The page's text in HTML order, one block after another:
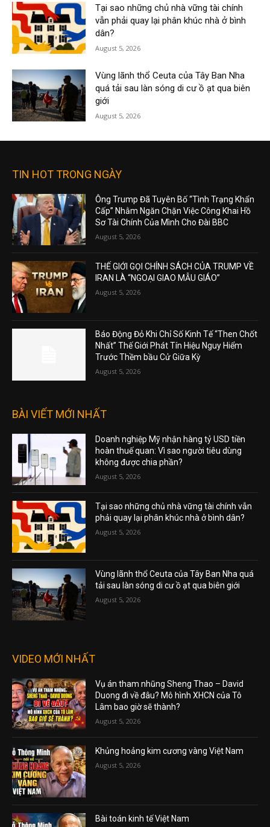
Tại sao những chủ nhà vững tài chính
vẫn phải quay lại phân khúc nhà ở bình
dân?
August 5, 2026
Vùng lãnh thổ Ceuta của Tây Ban Nha
quá tải sau làn sóng di cư ồ ạt qua biên
giới
August 5, 2026
TIN HOT TRONG NGÀY
Ông Trump Đã Tuyên Bố “Tình Trạng Khẩn
Cấp” Nhằm Ngăn Chặn Việc Công Khai Hồ
Sơ Tài Chính Của Mình Cho Đài BBC
August 5, 2026
THẾ GIỚI GỌI CHÍNH SÁCH CỦA TRUMP VỀ
IRAN LÀ “NGOẠI GIAO MẪU GIÁO”
August 5, 2026
Báo Động Đỏ Khi Chỉ Số Kinh Tế “Then Chốt
Nhất” Thế Giới Phát Tín Hiệu Nguy Hiểm
Trước Thềm bầu Cử Giữa Kỳ
August 5, 2026
BÀI VIẾT MỚI NHẤT
Doanh nghiệp Mỹ nhận hàng tỷ USD tiền
hoàn thuế quan: Vì sao người tiêu dùng
không được chia phần?
August 5, 2026
Tại sao những chủ nhà vững tài chính vẫn
phải quay lại phân khúc nhà ở bình dân?
August 5, 2026
Vùng lãnh thổ Ceuta của Tây Ban Nha quá
tải sau làn sóng di cư ồ ạt qua biên giới
August 5, 2026
VIDEO MỚI NHẤT
Vụ án tham nhũng Sheng Thao – David
Duong đi về đâu? Mô hình XHCN của Tô
Lâm bao giờ sẽ thành?
August 5, 2026
Khủng hoảng kim cương vàng Việt Nam
August 5, 2026
Bài toán kinh tế Việt Nam